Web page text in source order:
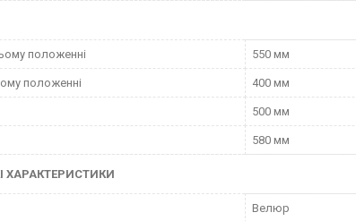
положенні 550 мм
положенні 400 мм
500 мм
580 мм
ХАРАКТЕРИСТИКИ
Велюр